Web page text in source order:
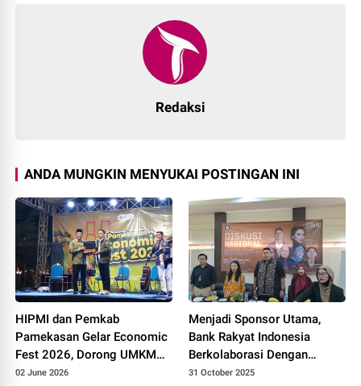
Redaksi
ANDA MUNGKIN MENYUKAI POSTINGAN INI
HIPMI dan Pemkab
Pamekasan Gelar Economic
Fest 2026, Dorong UMKM
Daerah Naik Kelas
02 June 2026
Menjadi Sponsor Utama,
Bank Rakyat Indonesia
Berkolaborasi Dengan
Solidaritas Mahasiswa
31 October 2025